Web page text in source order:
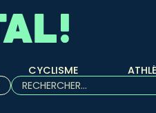
CYCLISME
Rechercher :